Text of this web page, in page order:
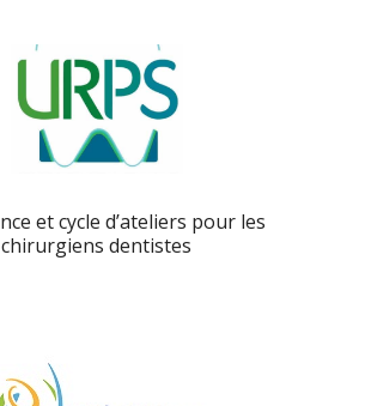
et cycle d’ateliers pour les
chirurgiens dentistes